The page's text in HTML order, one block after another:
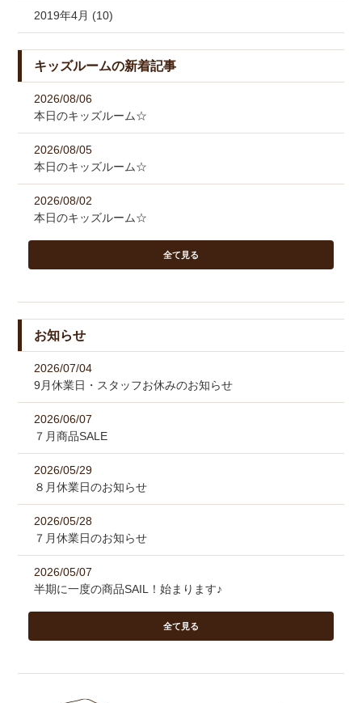
2019年4月 (10)
キッズルームの新着記事
2026/08/06
本日のキッズルーム☆
2026/08/05
本日のキッズルーム☆
2026/08/02
本日のキッズルーム☆
全て見る
お知らせ
2026/07/04
9月休業日・スタッフお休みのお知らせ
2026/06/07
７月商品SALE
2026/05/29
８月休業日のお知らせ
2026/05/28
７月休業日のお知らせ
2026/05/07
半期に一度の商品SAIL！始まります♪
全て見る